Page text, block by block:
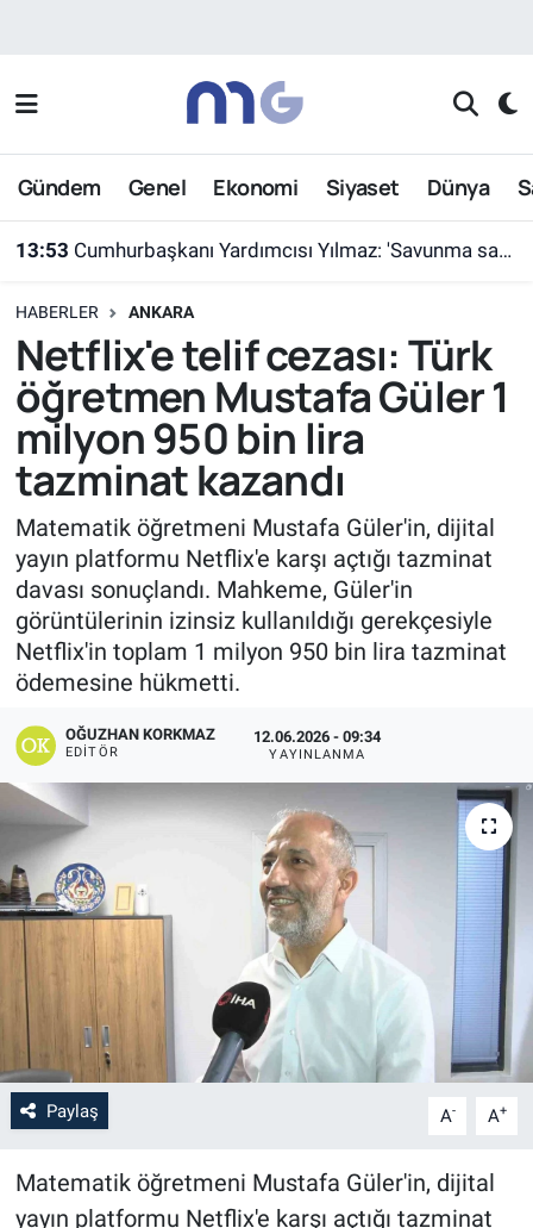
Gündem Genel Ekonomi Siyaset Dünya
13:53 Cumhurbaşkanı Yardımcısı Yılmaz: 'Savunma sanayiinde hedefimiz en kısa sürede ülkemizi ilk 10 ihracatçı ülke arasına sokmak'
HABERLER ANKARA
Netflix'e telif cezası: Türk
öğretmen Mustafa Güler 1
milyon 950 bin lira
tazminat kazandı
Matematik öğretmeni Mustafa Güler'in, dijital
yayın platformu Netflix'e karşı açtığı tazminat
davası sonuçlandı. Mahkeme, Güler'in
görüntülerinin izinsiz kullanıldığı gerekçesiyle
Netflix'in toplam 1 milyon 950 bin lira tazminat
ödemesine hükmetti.
OĞUZHAN KORKMAZ
EDITÖR
12.06.2026 - 09:34
YAYINLANMA
Paylaş A- A+
Matematik öğretmeni Mustafa Güler'in, dijital
yayın platformu Netflix'e karşı açtığı tazminat
Nöbetçi Eczaneler
Hava Durumu
Süper Lig Puan Durumu ve Fikstür
Tüm Manşetler
Son Dakika Haberleri
Haber Arşivi